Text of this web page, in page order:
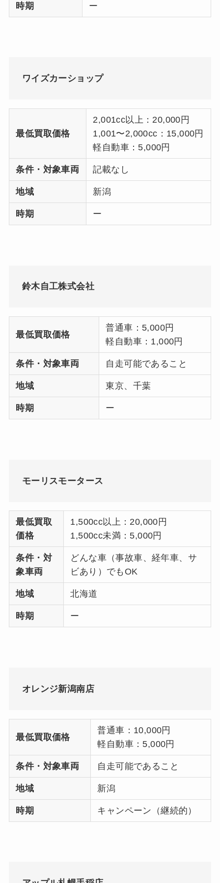
時期 ー
ワイズカーショップ
最低買取価格
2,001cc以上：20,000円
1,001〜2,000cc：15,000円
軽自動車：5,000円
条件・対象車両 記載なし
地域 新潟
時期 ー
鈴木自工株式会社
最低買取価格
普通車：5,000円
軽自動車：1,000円
条件・対象車両 自走可能であること
地域 東京、千葉
時期 ー
モーリスモータース
最低買取
価格
1,500cc以上：20,000円
1,500cc未満：5,000円
条件・対
象車両
どんな車（事故車、経年車、サ
ビあり）でもOK
地域 北海道
時期 ー
オレンジ新潟南店
最低買取価格
普通車：10,000円
軽自動車：5,000円
条件・対象車両 自走可能であること
地域 新潟
時期 キャンペーン（継続的）